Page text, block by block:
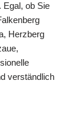
Egal, ob Sie
Herzberg
verständlich